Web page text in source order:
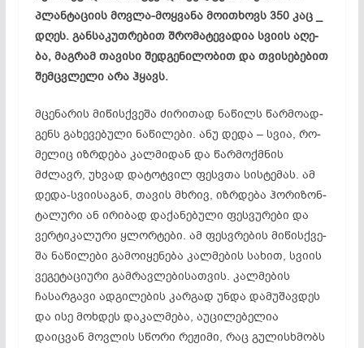
პლან­ტა­ცი­ის მოვ­ლა-მოყ­ვა­ნა მო­ით­ხოვს 350 კაც _
დღეს. გან­სა­კუთ­რე­ბით შრო­მა­ტე­ვა­დია სვი­ის აღ­ე­
ბა, მაგ­რამ თა­ვი­სი შედ­გე­ნი­ლო­ბით და თვი­სე­ბე­ბით
შემ­ცვ­ლე­ლი არა ჰყავს.
მცე­ნა­რის მი­წის­ქვე­შა ძი­რი­თად ნა­წილს წარ­მო­ად­
გენს გა­ხე­ვე­ბუ­ლი ნა­წი­ლე­ბი. ანუ დე­და – სვია, რო­
მე­ლიც იზრ­დე­ბა კალ­მი­დან და წარ­მოქ­მნის
მძლავრ, უხ­ვად და­ტოტ­ვილ ფესვ­თა სის­ტე­მას. ამ
დე­და-სვი­ის­აგ­ან, თა­ვის მხრივ, იზრ­დე­ბა ჰო­რი­ზონ­
ტა­ლუ­რი ან ირ­იბ­ად და­ქა­ნე­ბუ­ლი ფე­სვუ­რე­ბი და
ვერ­ტი­კა­ლუ­რი ყლორ­ტე­ბი. ამ ფე­სვ­რე­ბის მი­წის­ქვე­
შა ნა­წი­ლე­ბი გა­მო­იყ­ენ­ე­ბა კალ­მე­ბის სა­ხით, სვი­ის
ვე­გე­ტა­ცი­უ­რი გამ­რავ­ლე­ბი­სათ­ვის. კალმების
ჩასარგავი ადგი­ლების კარგად უნდა დამუშავდეს
და ისე მოხდეს დაკა­ლმება, აუცილებელია
დაიცვან მოვლის სწორი რეჟიმი, რაც გულის­ხმობს